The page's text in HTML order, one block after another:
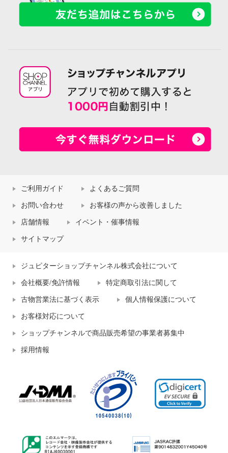
ご利用ガイド よくあるご質問
お問い合わせ お客様の声から改善しました
店舗情報 イベント・催事情報
サイトマップ
ジュピターショップチャンネル株式会社について
会社概要/免許情報 特定商取引法に関して
古物営業法に基づく表示 個人情報保護について
お客様対応について
ショップチャンネルで商品販売希望の事業者募集中
採用情報